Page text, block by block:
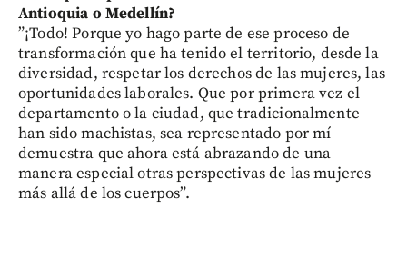
Antioquia o Medellín?
”¡Todo! Porque yo hago parte de ese proceso de
transformación que ha tenido el territorio, desde la
diversidad, respetar los derechos de las mujeres, las
oportunidades laborales. Que por primera vez el
departamento o la ciudad, que tradicionalmente
han sido machistas, sea representado por mí
demuestra que ahora está abrazando de una
manera especial otras perspectivas de las mujeres
más allá de los cuerpos”.